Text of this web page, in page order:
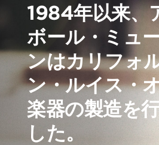
1984年以来、
ボール・ミュ
ンはカリフォ
ン・ルイス・
楽器の製造を
した。